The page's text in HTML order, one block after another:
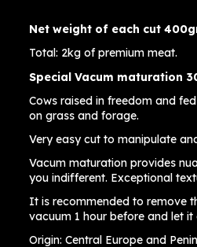
Net weight of each cut
Total: 2kg of premium meat.
Special Vacum maturation
Cows raised in freedom and
on grass and forage.
Very easy cut to manipulate
Vacum maturation provides
you indifferent. Exceptional
It is recommended to remove
vacuum 1 hour before and let it
Origin: Central Europe and